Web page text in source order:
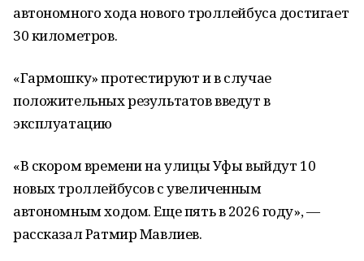
автономного хода нового троллейбуса достигает
30 километров.
«Гармошку» протестируют и в случае
положительных результатов введут в
эксплуатацию
«В скором времени на улицы Уфы выйдут 10
новых троллейбусов с увеличенным
автономным ходом. Еще пять в 2026 году», —
рассказал Ратмир Мавлиев.